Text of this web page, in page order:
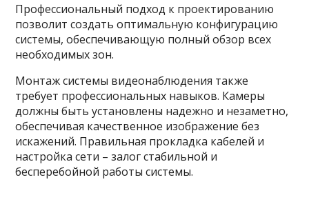
Профессиональный подход к проектированию
позволит создать оптимальную конфигурацию
системы, обеспечивающую полный обзор всех
необходимых зон.
Монтаж системы видеонаблюдения также
требует профессиональных навыков. Камеры
должны быть установлены надежно и незаметно,
обеспечивая качественное изображение без
искажений. Правильная прокладка кабелей и
настройка сети – залог стабильной и
бесперебойной работы системы.